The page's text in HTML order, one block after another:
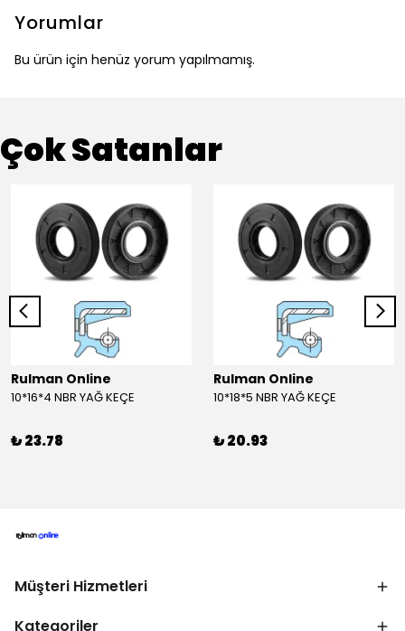
Yorumlar
Bu ürün için henüz yorum yapılmamış.
Çok Satanlar
Rulman Online
10*16*4 NBR YAĞ KEÇE
₺ 23.78
Rulman Online
10*18*5 NBR YAĞ KEÇE
₺ 20.93
Müşteri Hizmetleri
Kategoriler